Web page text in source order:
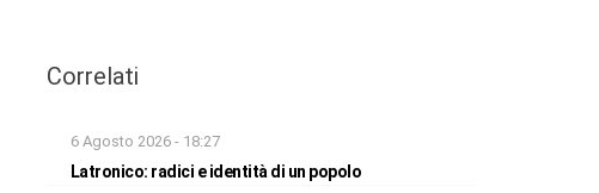
Correlati
6 Agosto 2026 - 18:27
Latronico: radici e identità di un popolo